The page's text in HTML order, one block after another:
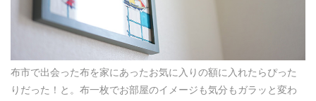
布市で出会った布を家にあったお気に入りの額に入れたらぴった
りだった！と。布一枚でお部屋のイメージも気分もガラッと変わ